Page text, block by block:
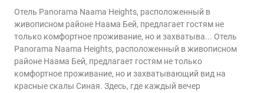
Отель Panorama Naama Heights, расположенный в
живописном районе Наама Бей, предлагает гостям не
только комфортное проживание, но и захватыва... Отель
Panorama Naama Heights, расположенный в живописном
районе Наама Бей, предлагает гостям не только
комфортное проживание, но и захватывающий вид на
красные скалы Синая. Здесь, где каждый вечер